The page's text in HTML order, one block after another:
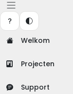
Welkom
Projecten
Support